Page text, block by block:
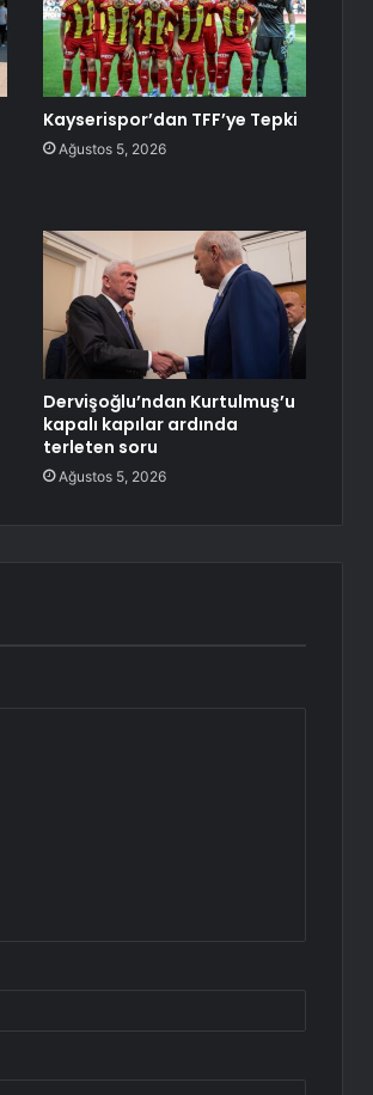
Kayserispor’dan TFF’ye Tepki
Ağustos 5, 2026
Dervişoğlu’ndan Kurtulmuş’u
kapalı kapılar ardında
terleten soru
Ağustos 5, 2026